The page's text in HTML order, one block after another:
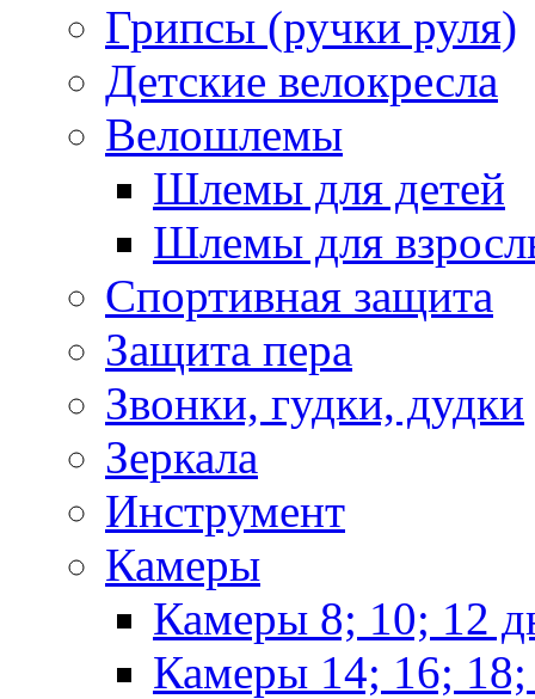
Грипсы (ручки руля)
Детские велокресла
Велошлемы
Шлемы для детей
Шлемы для
Спортивная защита
Защита пера
Звонки, гудки, дудки
Зеркала
Инструмент
Камеры
Камеры 8; 10; 12
Камеры 14; 16;